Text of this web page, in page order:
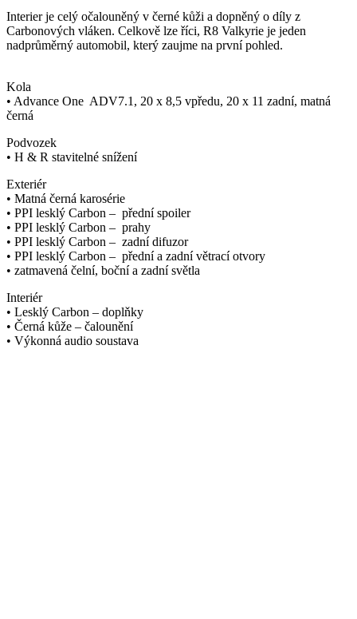
Interier je celý očalouněný v černé kůži a dopněný o díly z
Carbonových vláken. Celkově lze říci, R8 Valkyrie je jeden
nadprůměrný automobil, který zaujme na první pohled.
Kola
• Advance One ADV7.1, 20 x 8,5 vpředu, 20 x 11 zadní, matná
černá
Podvozek
• H & R stavitelné snížení
Exteriér
• Matná černá karosérie
• PPI lesklý Carbon – přední spoiler
• PPI lesklý Carbon – prahy
• PPI lesklý Carbon – zadní difuzor
• PPI lesklý Carbon – přední a zadní větrací otvory
• zatmavená čelní, boční a zadní světla
Interiér
• Lesklý Carbon – doplňky
• Černá kůže – čalounění
• Výkonná audio soustava